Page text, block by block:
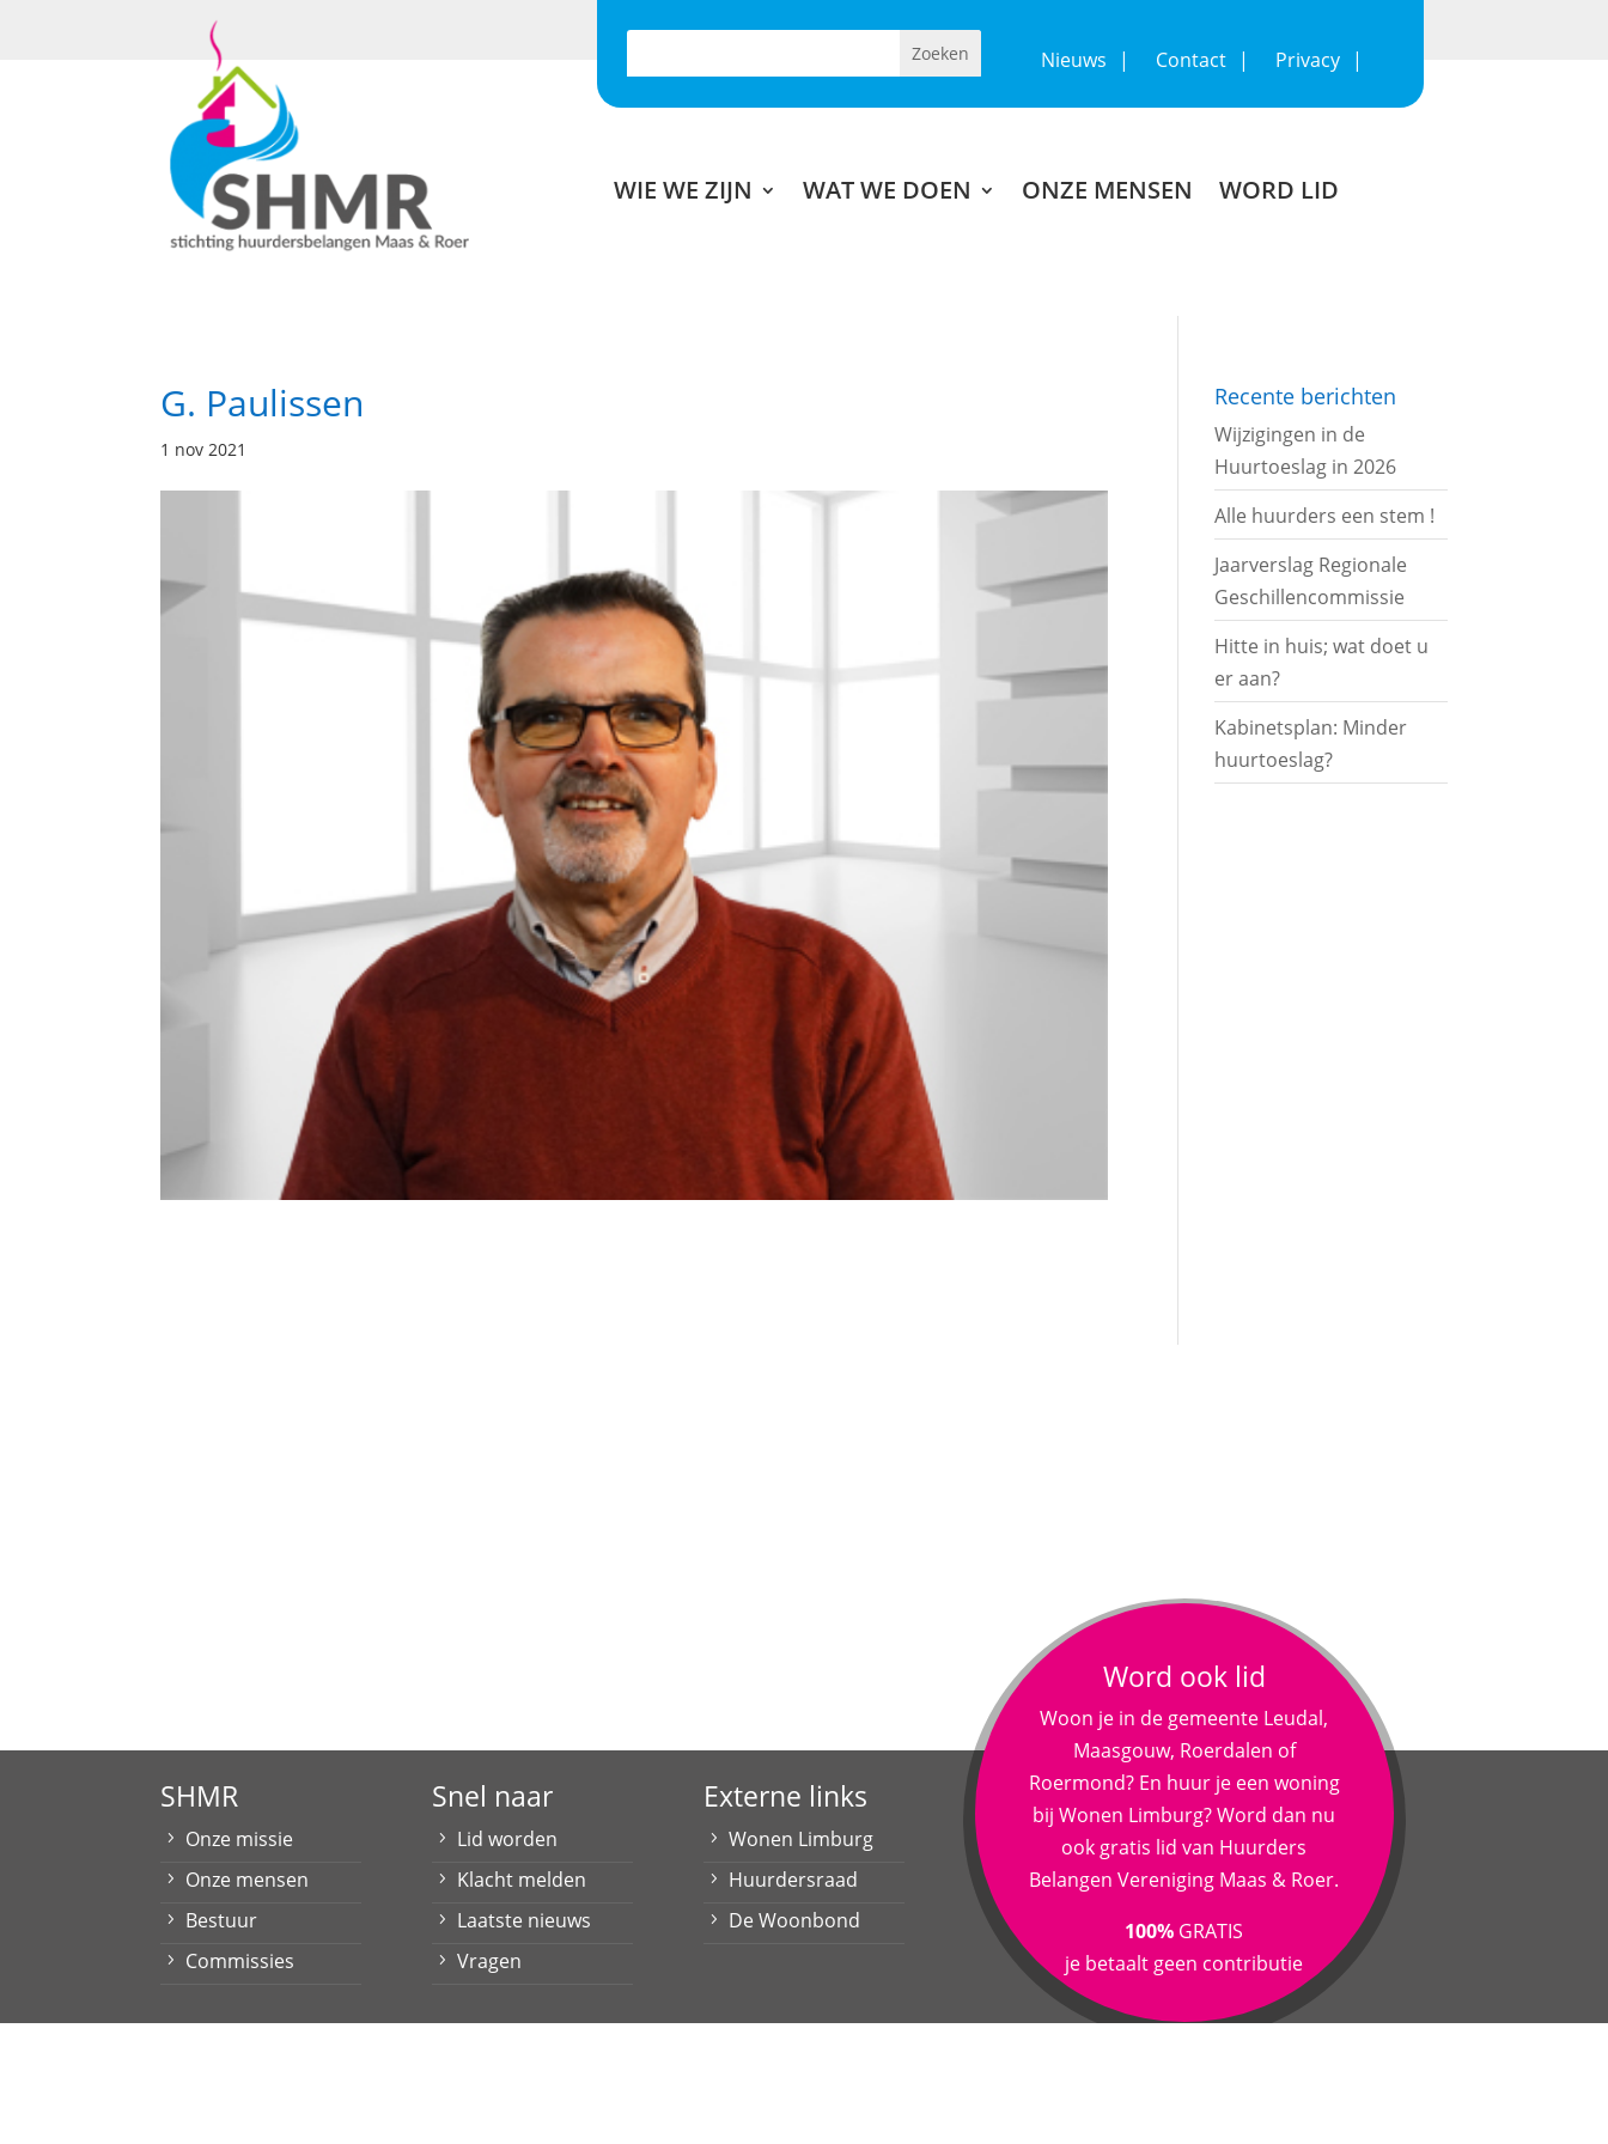
Nieuws Contact Privacy
WIE WE ZIJN WAT WE DOEN ONZE MENSEN WORD LID
G. Paulissen
1 nov 2021
Recente berichten
Wijzigingen in de
Huurtoeslag in 2026
Alle huurders een stem !
Jaarverslag Regionale
Geschillencommissie
Hitte in huis; wat doet u
er aan?
Kabinetsplan: Minder
huurtoeslag?
SHMR
Onze missie
Onze mensen
Bestuur
Commissies
Snel naar
Lid worden
Klacht melden
Laatste nieuws
Vragen
Externe links
Wonen Limburg
Huurdersraad
De Woonbond
Word ook lid
Woon je in de gemeente Leudal,
Maasgouw, Roerdalen of
Roermond? En huur je een woning
bij Wonen Limburg? Word dan nu
ook gratis lid van Huurders
Belangen Vereniging Maas & Roer.
100% GRATIS
je betaalt geen contributie